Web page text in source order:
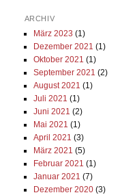
ARCHIV
März 2023 (1)
Dezember 2021 (1)
Oktober 2021 (1)
September 2021 (2)
August 2021 (1)
Juli 2021 (1)
Juni 2021 (2)
Mai 2021 (1)
April 2021 (3)
März 2021 (5)
Februar 2021 (1)
Januar 2021 (7)
Dezember 2020(3)